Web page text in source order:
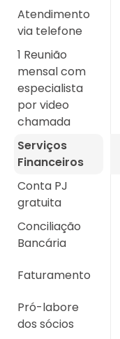
Atendimento
via telefone
1 Reunião
mensal com
especialista
por video
chamada
Serviços
Financeiros
Conta PJ
gratuita
Conciliação
Bancária
Faturamento
Pró-labore
dos sócios